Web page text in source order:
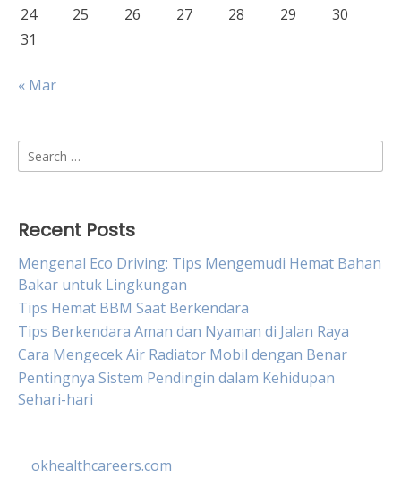
24 25 26 27 28 29
30
31
« Mar
Search
for:
Recent Posts
Mengenal Eco Driving: Tips Mengemudi Hemat Bahan
Bakar untuk Lingkungan
Tips Hemat BBM Saat Berkendara
Tips Berkendara Aman dan Nyaman di Jalan Raya
Cara Mengecek Air Radiator Mobil dengan Benar
Pentingnya Sistem Pendingin dalam Kehidupan
Sehari-hari
okhealthcareers.com